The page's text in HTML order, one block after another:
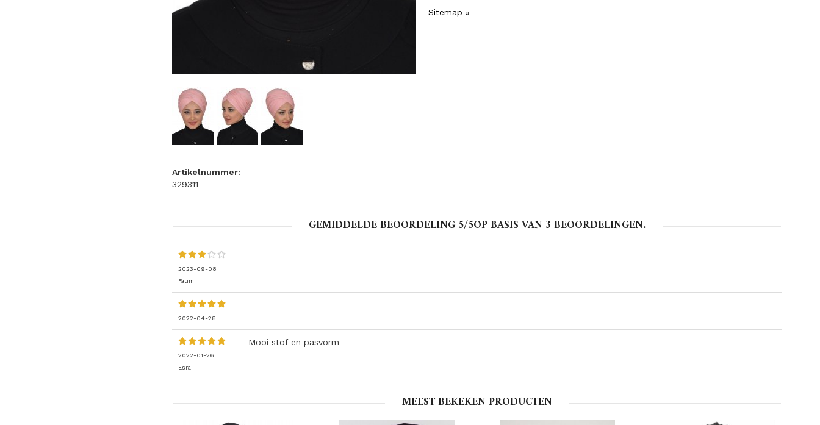
Sitemap »
Artikelnummer:
329311
GEMIDDELDE BEOORDELING 5/5OP BASIS VAN 3 BEOORDELINGEN.
2023-09-08
Fatim
2022-04-28
2022-01-26
Esra
Mooi stof en pasvorm
MEEST BEKEKEN PRODUCTEN